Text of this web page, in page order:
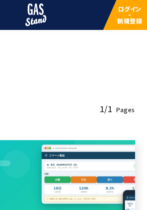
ログイン
・
新規登録
ワードを入力してください1/1